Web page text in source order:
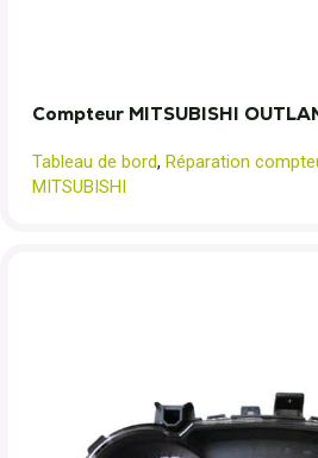
Compteur MITSUBISHI
Tableau de bord, Réparation
MITSUBISHI